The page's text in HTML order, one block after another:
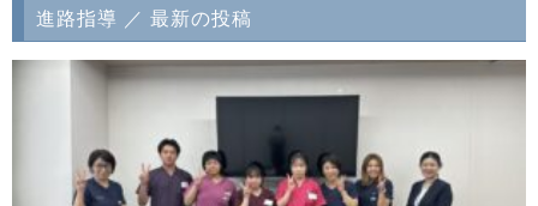
進路指導 ／ 最新の投稿